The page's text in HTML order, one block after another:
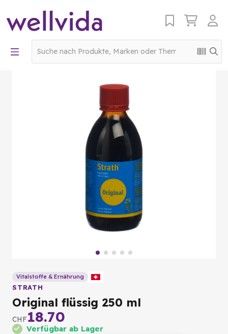
Vitalstoffe & Ernährung
STRATH
Original flüssig 250 ml
CHF18.70
Verfügbar ab Lager